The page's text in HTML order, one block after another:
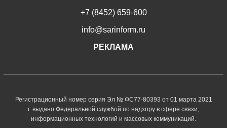
+7 (8452) 659-600
info@sarinform.ru
РЕКЛАМА
Регистрационный номер серия Эл № ФС77-80393 от 01 марта 2021
г. выдано Федеральной службой по надзору в сфере связи,
информационных технологий и массовых коммуникаций.